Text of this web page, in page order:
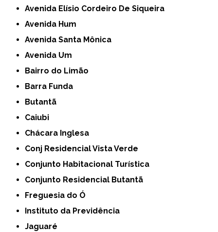
Avenida Elísio Cordeiro De Siqueira
Avenida Hum
Avenida Santa Mônica
Avenida Um
Bairro do Limão
Barra Funda
Butantã
Caiubi
Chácara Inglesa
Conj Residencial Vista Verde
Conjunto Habitacional Turística
Conjunto Residencial Butantã
Freguesia do Ó
Instituto da Previdência
Jaguaré